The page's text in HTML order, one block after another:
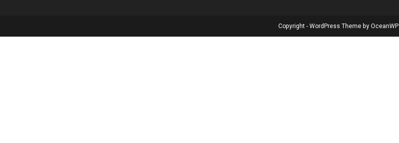
Copyright - WordPress Theme by OceanWP